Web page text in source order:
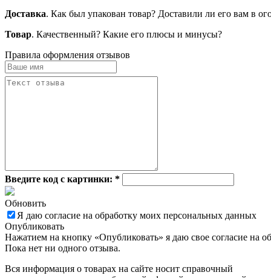
Доставка. Как был упакован товар? Доставили ли его вам в
Товар. Качественный? Какие его плюсы и минусы?
Правила оформления отзывов
Введите код с картинки: *
Обновить
Я даю согласие на обработку моих персональных данных
Опубликовать
Нажатием на кнопку «Опубликовать» я даю свое согласие на
Пока нет ни одного отзыва.
Вся информация о товарах на сайте носит справочный